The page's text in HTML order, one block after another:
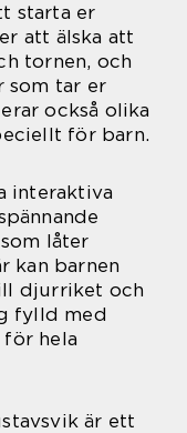
starta er
att älska att
tornen, och
som tar er
också olika
för barn.
interaktiva
låter
kan barnen
djurriket och
fylld med
hela
är ett